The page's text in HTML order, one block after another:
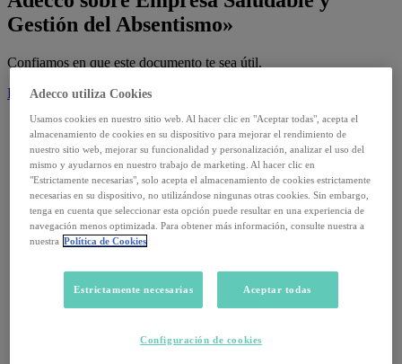
Gestión del Absentismo»
Confiamos en que este documento te sea útil.
Descargar
Informes
14 julio, 2026
Informe Trimestral Adecco Absentismo · T4
Informes
2 septiembre, 2025
Adecco utiliza Cookies
Usamos cookies en nuestro sitio web. Al hacer clic en "Aceptar todas", acepta el
almacenamiento de cookies en su dispositivo para mejorar el rendimiento de
nuestro sitio web, mejorar su funcionalidad y personalización, analizar el uso del
mismo y ayudarnos en nuestro trabajo de marketing. Al hacer clic en
"Estrictamente necesarias", solo acepta el almacenamiento de cookies estrictamente
necesarias en su dispositivo, no utilizándose ningunas otras cookies. Sin embargo,
tenga en cuenta que seleccionar esta opción puede resultar en una experiencia de
navegación menos optimizada. Para obtener más información, consulte nuestra a
nuestra Política de Cookies
Estrictamente necesarias Aceptar todas
Configuración de cookies